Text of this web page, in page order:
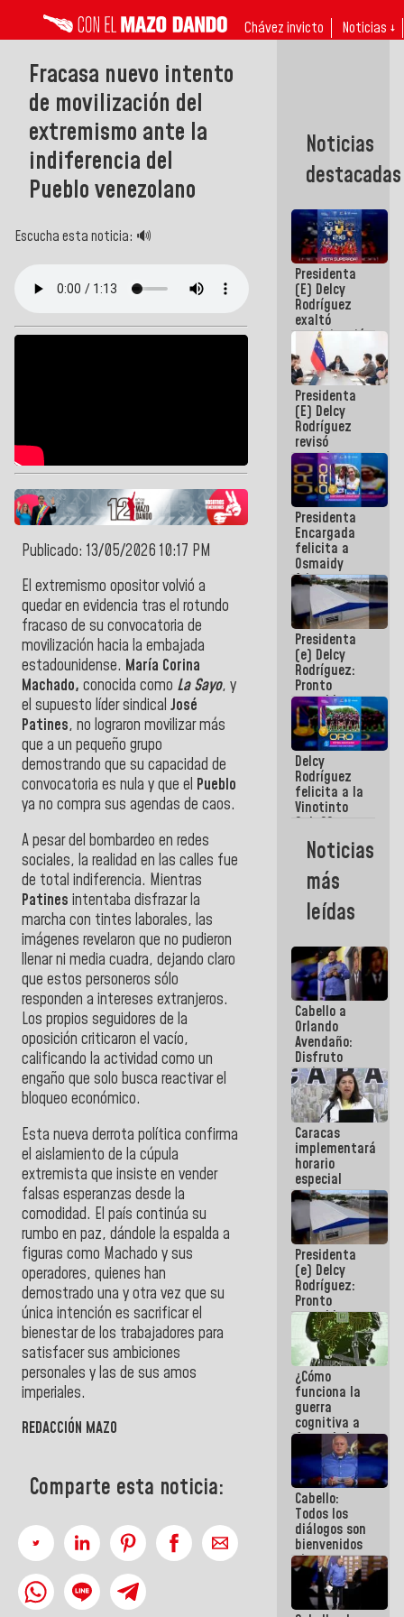
Chávez invicto Noticias ↓
Fracasa nuevo intento
de movilización del
extremismo ante la
indiferencia del
Pueblo venezolano
Escucha esta noticia: 🔊
Publicado: 13/05/2026 10:17 PM
El extremismo opositor volvió a
quedar en evidencia tras el rotundo
fracaso de su convocatoria de
movilización hacia la embajada
estadounidense. María Corina
Machado, conocida como La Sayo, y
el supuesto líder sindical José
Patines, no lograron movilizar más
que a un pequeño grupo
demostrando que su capacidad de
convocatoria es nula y que el Pueblo
ya no compra sus agendas de caos.
A pesar del bombardeo en redes
sociales, la realidad en las calles fue
de total indiferencia. Mientras
Patines intentaba disfrazar la
marcha con tintes laborales, las
imágenes revelaron que no pudieron
llenar ni media cuadra, dejando claro
que estos personeros sólo
responden a intereses extranjeros.
Los propios seguidores de la
oposición criticaron el vacío,
calificando la actividad como un
engaño que solo busca reactivar el
bloqueo económico.
Esta nueva derrota política confirma
el aislamiento de la cúpula
extremista que insiste en vender
falsas esperanzas desde la
comodidad. El país continúa su
rumbo en paz, dándole la espalda a
figuras como Machado y sus
operadores, quienes han
demostrado una y otra vez que su
única intención es sacrificar el
bienestar de los trabajadores para
satisfacer sus ambiciones
personales y las de sus amos
imperiales.
REDACCIÓN MAZO
Comparte esta noticia:
Noticias
destacadas
Presidenta
(E) Delcy
Rodríguez
exaltó
participación
de
Venezuela
en Juegos
Centroamericanos
y del Caribe
2026
Presidenta
(E) Delcy
Rodríguez
revisó
agenda
económica y
ejecución de
fondos de
emergencia
post-sismos
Presidenta
Encargada
felicita a
Osmaidy
Arias y
Giraly
Marcano por
hacer
historia en
los
Centroamericanos
Presidenta
(e) Delcy
Rodríguez:
Pronto
restableceremos
las
operaciones
en el
Aeropuerto
Internacional
de
Maiquetía
Delcy
Rodríguez
felicita a la
Vinotinto
Sub 20
campeona
frente
México Sub
23 en los
Centroamericanos
Noticias
más
leídas
Cabello a
Orlando
Avendaño:
Disfruto
cada vez
que escribes
porque lo
que haces
es
embarrarla
Caracas
implementará
horario
especial
para
adaptarse
al plan de
ahorro
energético
Presidenta
(e) Delcy
Rodríguez:
Pronto
restableceremos
las
operaciones
en el
Aeropuerto
Internacional
de
Maiquetía
¿Cómo
funciona la
guerra
cognitiva a
favor de la
narrativa
hegemónica?
(1)
Cabello:
Todos los
diálogos son
bienvenidos
siempre que
estén en el
marco de la
Constitución